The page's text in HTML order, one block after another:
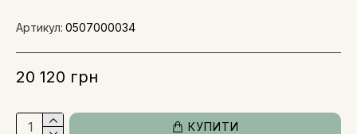
20 120 грн
Артикул: 0507000034
КУПИТИ